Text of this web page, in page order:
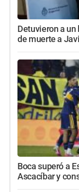
Detuvieron a
de muerte a
Boca superó a
Ascacíbar y